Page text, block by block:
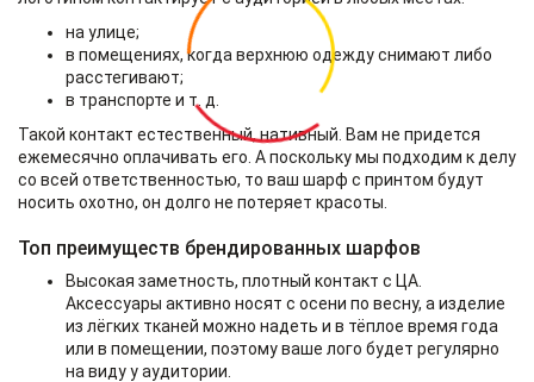
на улице;
в помещениях, когда верхнюю одежду снимают либо
расстегивают;
в транспорте и т. д.
Такой контакт естественный, нативный. Вам не придется
ежемесячно оплачивать его. А поскольку мы подходим к делу
со всей ответственностью, то ваш шарф с принтом будут
носить охотно, он долго не потеряет красоты.
Топ преимуществ брендированных шарфов
Высокая заметность, плотный контакт с ЦА.
Аксессуары активно носят с осени по весну, а изделие
из лёгких тканей можно надеть и в тёплое время года
или в помещении, поэтому ваше лого будет регулярно
на виду у аудитории.